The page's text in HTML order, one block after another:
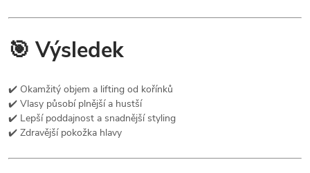
🎯 Výsledek
✔️ Okamžitý objem a lifting od kořínků
✔️ Vlasy působí plnější a hustší
✔️ Lepší poddajnost a snadnější styling
✔️ Zdravější pokožka hlavy